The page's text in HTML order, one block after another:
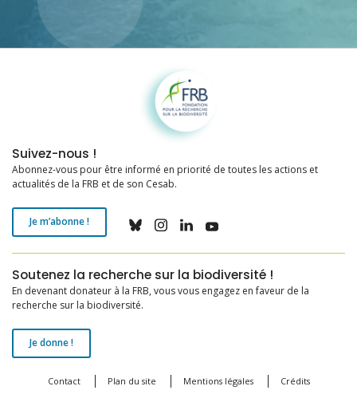
Fondation pour la recherche sur la biodiversité
Suivez-nous !
Abonnez-vous pour être informé en priorité de toutes les actions et
actualités de la FRB et de son Cesab.
Je m’abonne !
Soutenez la recherche sur la biodiversité !
En devenant donateur à la FRB, vous vous engagez en faveur de la
recherche sur la biodiversité.
Je donne !
Contact Plan du site Mentions légales Crédits